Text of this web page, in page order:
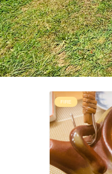
FIRE